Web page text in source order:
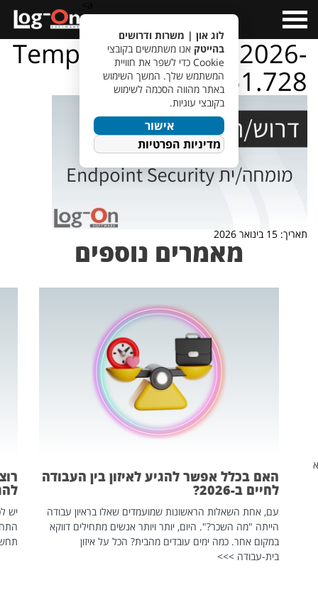
Menu
TempletJobsWeb – 2026-
01-15T111051.728
תאריך: 15 בינואר 2026
מאמרים נוספים
האם בכלל אפשר להגיע לאיזון בין העבודה
לחיים ב-2026?
עם, אחת השאלות הראשונות שמועמדים שאלו בראיון עבודה
הייתה "מה השכר?". היום, יותר ויותר אנשים מתחילים דווקא
במקום אחר. כמה ימים עובדים מהבית? הכל על איזון
בית-עבודה >>>
יש
לוג און | משרות ודרושים
בהייטק אנו משתמשים בקובצי
Cookie כדי לשפר את חוויית
המשתמש שלך. המשך השימוש
באתר מהווה הסכמה לשימוש
בקובצי עוגיות.
אישור
מדיניות הפרטיות